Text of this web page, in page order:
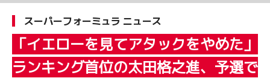
スーパーフォーミュラ ニュース
「イエローを見てアタックをやめた」
ランキング首位の太田格之進、予選で